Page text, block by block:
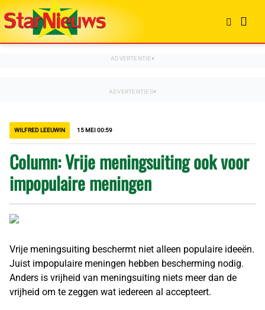
WILFRED LEEUWIN 15 MEI 00:59
Column: Vrije meningsuiting ook voor
impopulaire meningen
Vrije meningsuiting beschermt niet alleen populaire ideeën.
Juist impopulaire meningen hebben bescherming nodig.
Anders is vrijheid van meningsuiting niets meer dan de
vrijheid om te zeggen wat iedereen al accepteert.